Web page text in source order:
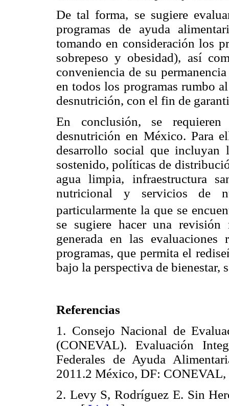
De tal forma, se sugiere
programas de ayuda
tomando en consideración los
sobrepeso y obesidad), así
conveniencia de su
en todos los programas rumbo
desnutrición, con el fin de
En conclusión, se
desnutrición en México. Para
desarrollo social que incluyan
sostenido, políticas de
agua limpia, infraestructura
nutricional y servicios de
particularmente la que se
se sugiere hacer una
generada en las
programas, que permita el
bajo la perspectiva de
Referencias
1. Consejo Nacional de
(CONEVAL). Evaluación
Federales de Ayuda
2011.2 México, DF:
2. Levy S, Rodríguez E. Sin